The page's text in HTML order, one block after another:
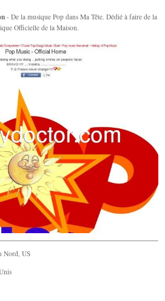
- De la musique Pop dans Ma Tête. Dédié à faire de la
Officielle de la Maison.
Nord, US